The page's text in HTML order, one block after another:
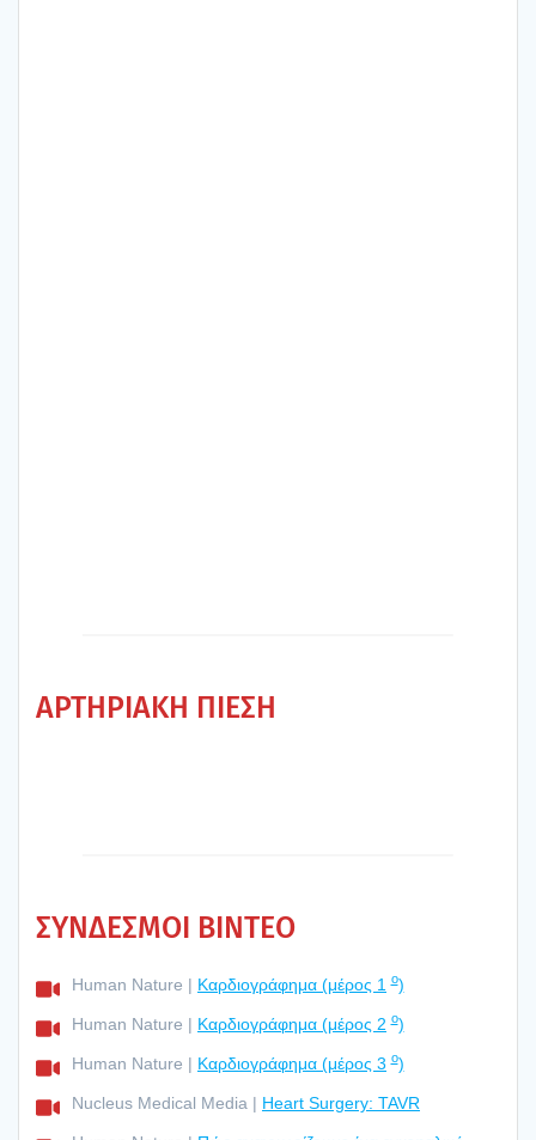
ΑΡΤΗ­ΡΙΑ­ΚΗ ΠΙΕ­ΣΗ
ΣΥΝΔΕΣΜΟΙ ΒΙΝΤΕΟ
Human Nature | Καρ­διο­γρά­φη­μα (μέρος 1 ο)
Human Nature | Καρ­διο­γρά­φη­μα (μέρος 2 ο)
Human Nature | Καρ­διο­γρά­φη­μα (μέρος 3 ο)
Nucleus Medical Media | Heart Surgery: TAVR